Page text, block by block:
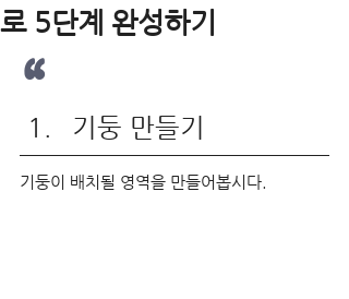
로 5단계 완성하기
“ 기둥 만들기
기둥이 배치될 영역을 만들어봅시다.